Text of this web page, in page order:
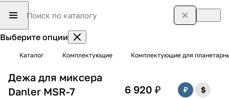
Выберите опции
Каталог Комплектующие Комплектующие для
Дежа для миксера
Danler MSR-7
6 920 ₽